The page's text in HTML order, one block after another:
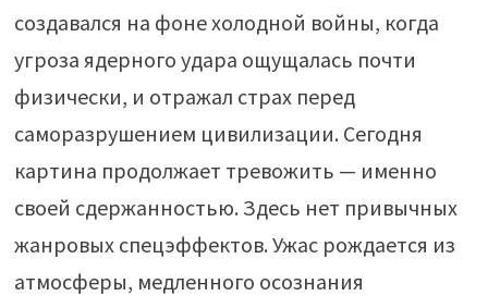
создавался на фоне холодной войны, когда
угроза ядерного удара ощущалась почти
физически, и отражал страх перед
саморазрушением цивилизации. Сегодня
картина продолжает тревожить — именно
своей сдержанностью. Здесь нет привычных
жанровых спецэффектов. Ужас рождается из
атмосферы, медленного осознания